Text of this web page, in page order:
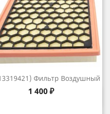
Фильтр Воздушный
Цена
1 400 ₽
Быстрый просмотр